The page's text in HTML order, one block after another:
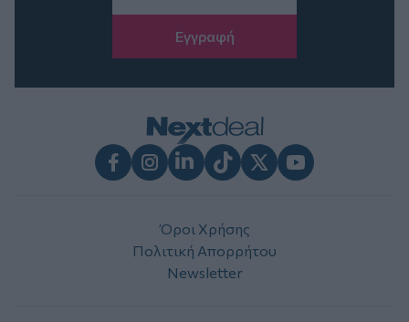
Όροι Χρήσης
Πολιτική Απορρήτου
Newsletter